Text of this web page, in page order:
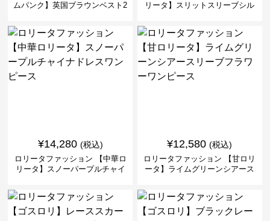
ムパンク】英国ブラウンベスト2
リータ】スリットスリーブシル
¥14,280 (税込)
ロリータファッション 【中華ロ
リータ】スノーパープルチャイ
¥12,580 (税込)
ロリータファッション 【甘ロリ
ータ】ライムグリーンシアース